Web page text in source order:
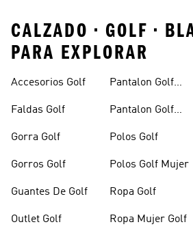
CALZADO • GOLF •
PARA EXPLORAR
Accesorios Golf
Faldas Golf
Gorra Golf
Gorros Golf
Guantes De Golf
Outlet Golf
Pantalon Golf
Pantalon Golf
Polos Golf
Polos Golf Mujer
Ropa Golf
Ropa Mujer Golf